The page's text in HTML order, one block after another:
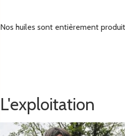
Nos huiles sont entièrement
L'exploitation